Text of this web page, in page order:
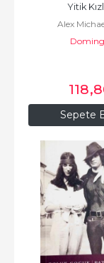
Sepete
Yitik
Alex
118